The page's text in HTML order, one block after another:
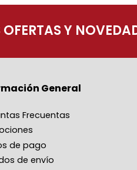
Y
General
Frecuentas
de pago
de envío